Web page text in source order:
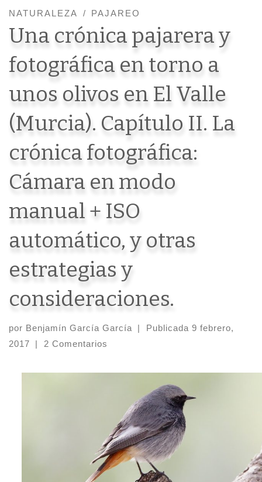
NATURALEZA PAJAREO
Una crónica pajarera y
fotográfica en torno a
unos olivos en El Valle
(Murcia). Capítulo II. La
crónica fotográfica:
Cámara en modo
manual + ISO
automático, y otras
estrategias y
consideraciones.
por Benjamín García García | Publicada 9 febrero,
2017
| 2 Comentarios